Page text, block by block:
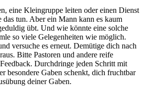
eine Kleingruppe leiten oder einen Dienst
das tun. Aber ein Mann kann es kaum
übt. Und wie könnte eine solche
so viele Gelegenheiten wie möglich.
versuche es erneut. Demütige dich nach
Bitte Pastoren und andere reife
Durchdringe jeden Schritt mit
besondere Gaben schenkt, dich fruchtbar
deiner Gaben.